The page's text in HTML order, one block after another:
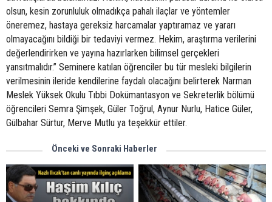
olsun, kesin zorunluluk olmadıkça pahalı ilaçlar ve yöntemler
öneremez, hastaya gereksiz harcamalar yaptıramaz ve yararı
olmayacağını bildiği bir tedaviyi vermez. Hekim, araştırma verilerini
değerlendirirken ve yayına hazırlarken bilimsel gerçekleri
yansıtmalıdır.” Seminere katılan öğrenciler bu tür mesleki bilgilerin
verilmesinin ileride kendilerine faydalı olacağını belirterek Narman
Meslek Yüksek Okulu Tıbbi Dokümantasyon ve Sekreterlik bölümü
öğrencileri Semra Şimşek, Güler Toğrul, Aynur Nurlu, Hatice Güler,
Gülbahar Sürtur, Merve Mutlu ya teşekkür ettiler.
Önceki ve Sonraki Haberler